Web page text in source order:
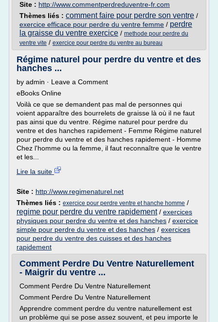
Site : http://www.commentperdreduventre-fr.com
Thèmes liés : comment faire pour perdre son ventre /
exercice efficace pour perdre du ventre femme / perdre
la graisse du ventre exercice / methode pour perdre du
ventre vite / exercice pour perdre du ventre au bureau
Régime naturel pour perdre du ventre et des
hanches ...
by admin · Leave a Comment
eBooks Online
Voilà ce que se demandent pas mal de personnes qui
voient apparaître des bourrelets de graisse là où il ne faut
pas ainsi que du ventre. Régime naturel pour perdre du
ventre et des hanches rapidement - Femme Régime naturel
pour perdre du ventre et des hanches rapidement - Homme
Chez l'homme ou la femme, il faut reconnaître que le ventre
et les...
Lire la suite
Site : http://www.regimenaturel.net
Thèmes liés : exercice pour perdre ventre et hanche homme /
regime pour perdre du ventre rapidement/ exercices
physiques pour perdre du ventre et des hanches / exercice
simple pour perdre du ventre et des hanches / exercices
pour perdre du ventre des cuisses et des hanches
rapidement
Comment Perdre Du Ventre Naturellement
- Maigrir du ventre ...
Comment Perdre Du Ventre Naturellement
Comment Perdre Du Ventre Naturellement
Apprendre comment perdre du ventre naturellement est
un problème qui se pose assez souvent, et peu importe le